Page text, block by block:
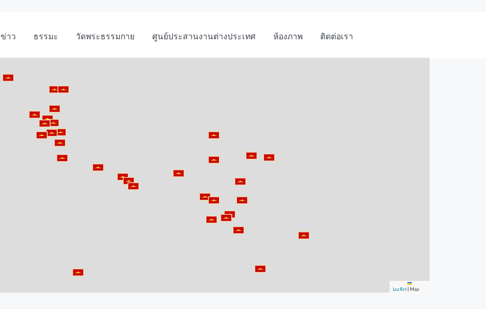
ข่าว ธรรมะ วัดพระธรรมกาย ศูนย์ประสานงานต่างประเทศ ห้องภาพ
ติดต่อเรา
Leaflet Map